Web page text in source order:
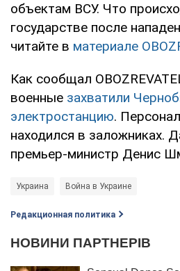
объектам ВСУ. Что
государстве после
читайте в материале
Как сообщал
военные захватили
электростанцию.
находился в заложниках.
премьер-министр Денис
Украина Война в Украине
Редакционная политика